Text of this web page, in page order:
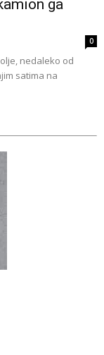
ga
0
nedaleko od
satima na